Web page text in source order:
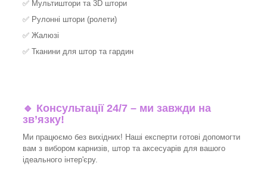
✅ Мультиштори та 3D штори
✅ Рулонні штори (ролети)
✅ Жалюзі
✅ Тканини для штор та гардин
🔹 Консультації 24/7 – ми завжди на
зв’язку!
Ми працюємо без вихідних! Наші експерти готові допомогти
вам з вибором карнизів, штор та аксесуарів для вашого
ідеального інтер'єру.​